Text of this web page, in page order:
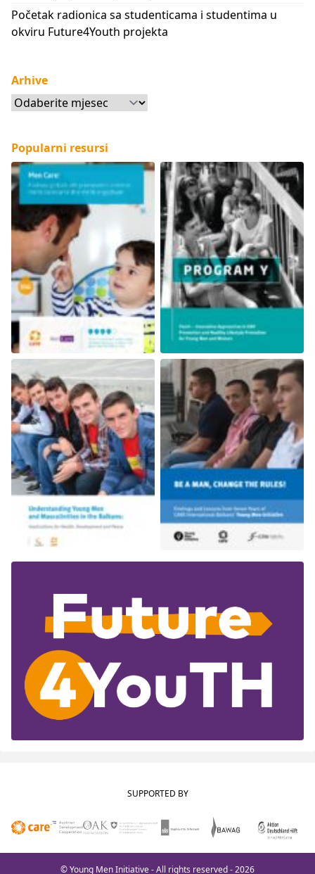
Početak radionica sa studenticama i studentima u
okviru Future4Youth projekta
Arhive
Arhive
Popularni resursi
SUPPORTED BY
© Young Men Initiative - All rights reserved - 2026